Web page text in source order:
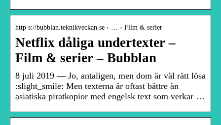
http s://bubblan.teknikveckan.se › … › Film & serier
Netflix dåliga undertexter –
Film & serier – Bubblan
8 juli 2019 — Jo, antaligen, men dom är väl rätt lösa
:slight_smile: Men texterna är oftast bättre än
asiatiska piratkopior med engelsk text som verkar …